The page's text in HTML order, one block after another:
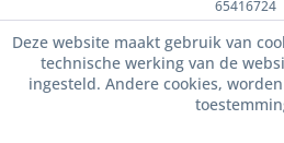
65416724
Deze website maakt gebruik van
technische werking van de
ingesteld. Andere cookies,